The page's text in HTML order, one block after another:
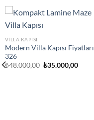
VILLA KAPISI
Modern Villa Kapısı Fiyatları
326
₺48.000,00 Orijinal
₺35.000,00Şu